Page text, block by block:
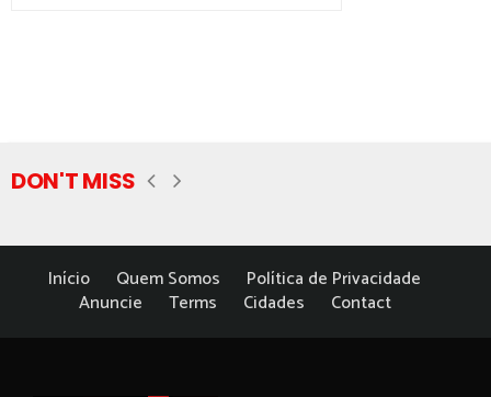
DON'T MISS
Início Quem Somos
Política de Privacidade
Anuncie
Terms Cidades Contact